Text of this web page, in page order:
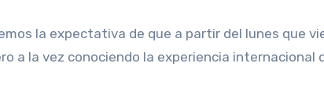
la expectativa de que a partir del lunes que
a la vez conociendo la experiencia internacional